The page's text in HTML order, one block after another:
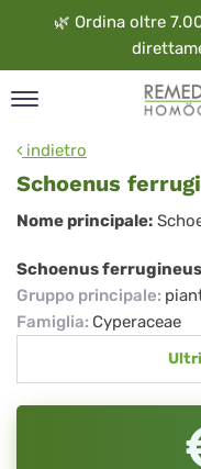
🌿 Ordina oltre
indietro
Schoenus
Schoenus
ferrugineus
Nome principale:
Schoenus
Gruppo principale:
Famiglia: Cyperaceae